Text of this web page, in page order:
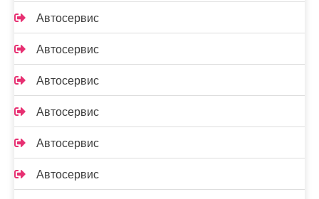
Автосервис
Автосервис
Автосервис
Автосервис
Автосервис
Автосервис